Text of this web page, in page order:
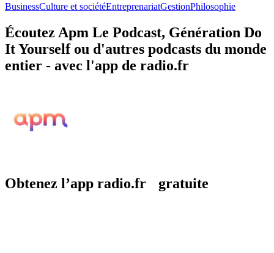
BusinessCulture et sociétéEntreprenariatGestionPhilosophie
Écoutez Apm Le Podcast, Génération Do
It Yourself ou d'autres podcasts du monde
entier - avec l'app de radio.fr
Obtenez l’app radio.fr gratuite